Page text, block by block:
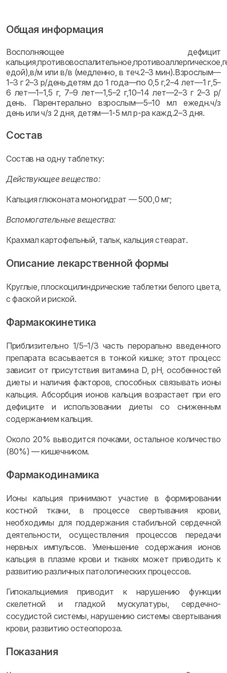
Общая информация
Восполняющее дефицит
едой),в/м или в/в (медленно, в теч.2–3 мин).Взрослым—
1–3 г 2–3 р/день,детям до 1 года—по 0,5 г,2–4 лет—1 г,5–
6 лет—1–1,5 г, 7–9 лет—1,5–2 г,10–14 лет—2–3 г 2–3 р/
день. Парентерально взрослым—5–10 мл ежедн.ч/з
день или ч/з 2 дня, детям—1-5 мл р-ра кажд.2–3 дня.
Состав
Состав на одну таблетку:
Действующее вещество:
Кальция глюконата моногидрат — 500,0 мг;
Вспомогательные вещества:
Крахмал картофельный, тальк, кальция стеарат.
Описание лекарственной формы
Круглые, плоскоцилиндрические таблетки белого цвета,
с фаской и риской.
Фармакокинетика
Приблизительно 1/5–1/3 часть перорально введенного
препарата всасывается в тонкой кишке; этот процесс
зависит от присутствия витамина D, pH, особенностей
диеты и наличия факторов, способных связывать ионы
кальция. Абсорбция ионов кальция возрастает при его
дефиците и использовании диеты со сниженным
содержанием кальция.
Около 20% выводится почками, остальное количество
(80%) — кишечником.
Фармакодинамика
Ионы кальция принимают участие в формировании
костной ткани, в процессе свертывания крови,
необходимы для поддержания стабильной сердечной
деятельности, осуществления процессов передачи
нервных импульсов. Уменьшение содержания ионов
кальция в плазме крови и тканях может приводить к
развитию различных патологических процессов.
Гипокальциемия приводит к нарушению функции
скелетной и гладкой мускулатуры, сердечно-
сосудистой системы, нарушению системы свертывания
крови, развитию остеопороза.
Показания